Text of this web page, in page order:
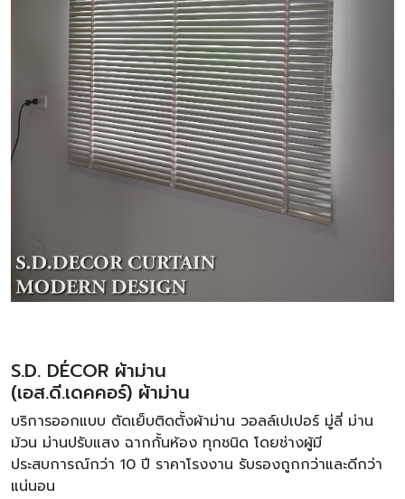
S.D. DÉCOR ผ้าม่าน
(เอส.ดี.เดคคอร์) ผ้าม่าน
บริการออกแบบ ตัดเย็บติดตั้งผ้าม่าน วอลล์เปเปอร์ มู่ลี่ ม่าน
ม้วน ม่านปรับแสง ฉากกั้นห้อง ทุกชนิด โดยช่างผู้มี
ประสบการณ์กว่า 10 ปี ราคาโรงงาน รับรองถูกกว่าและดีกว่า
แน่นอน